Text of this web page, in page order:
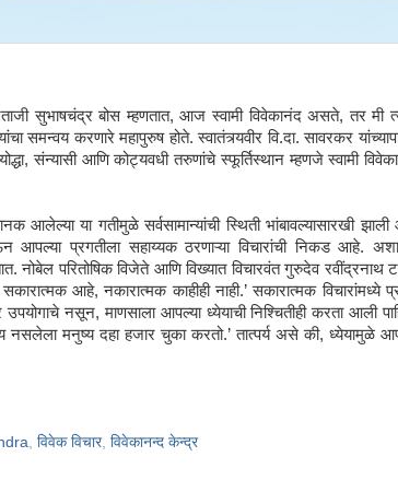
सुभाषचंद्र बोस म्हणतात, आज स्वामी विवेकानंद असते, तर मी
समन्वय करणारे महापुरुष होते. स्वातंत्र्यवीर वि.दा. सावरकर
संन्यासी आणि कोट्यवधी तरुणांचे स्फूर्तिस्थान म्हणजे स्वामी
या गतीमुळे सर्वसामान्यांची स्थिती भांबावल्यासारखी
आपल्या प्रगतीला सहाय्यक ठरणाऱ्या विचारांची निकड आहे.
नोबेल परितोषिक विजेते आणि विख्यात विचारवंत गुरुदेव रवींद्रनाथ
आहे, नकारात्मक काहीही नाही.’ सकारात्मक विचारांमध्ये
नसून, माणसाला आपल्या ध्येयाची निश्‍चितीही करता आली
मनुष्य दहा हजार चुका करतो.’ तात्पर्य असे की, ध्येयामुळे
विवेक विचार, विवेकानन्द केन्द्र